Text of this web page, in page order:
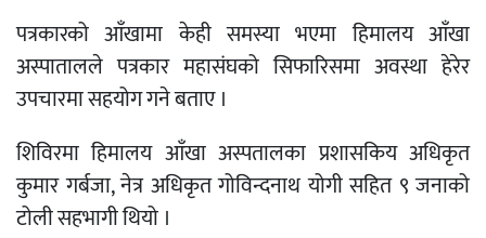
पत्रकारको आँखामा केही समस्या भएमा हिमालय आँखा
अस्पातालले पत्रकार महासंघको सिफारिसमा अवस्था हेरेर
उपचारमा सहयोग गने बताए ।
शिविरमा हिमालय आँखा अस्पतालका प्रशासकिय अधिकृत
कुमार गर्बजा, नेत्र अधिकृत गोविन्दनाथ योगी सहित ९ जनाको
टोली सहभागी थियो ।